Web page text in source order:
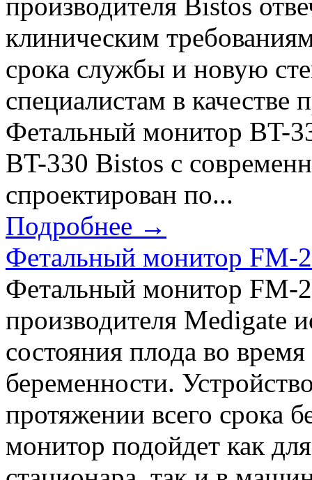
клиническим
срока службы и новую
специалистам в качестве
Фетальный монитор BT-
BT-330 Bistos с
спроектирован по...
Подробнее →
Фетальный монитор
Фетальный монитор FM-
производителя Medigate
состояния плода во
беременности.
протяжении всего срока
монитор подойдет как